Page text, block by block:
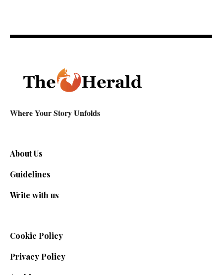
Where Your Story Unfolds
About Us
Guidelines
Write with us
Cookie Policy
Privacy Policy